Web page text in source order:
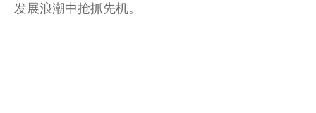
发展浪潮中抢抓先机。